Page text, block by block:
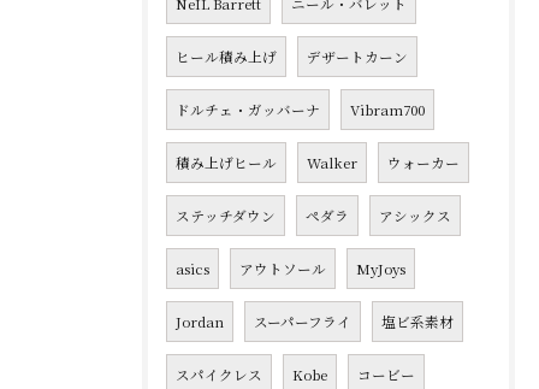
ヒール積み上げ デザートカーン
ドルチェ・ガッバーナ Vibram700
積み上げヒール Walker ウォーカー
ステッチダウン ペダラ アシックス
asics アウトソール MyJoys
Jordan スーパーフライ 塩ビ系素材
スパイクレス Kobe コービー